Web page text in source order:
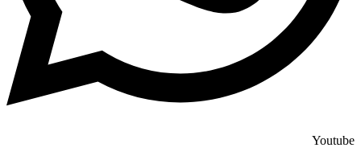
Youtube